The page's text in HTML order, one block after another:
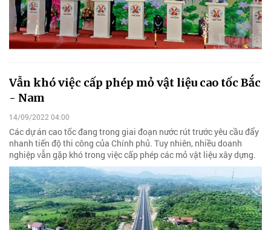
Vẫn khó việc cấp phép mỏ vật liệu cao tốc Bắc
- Nam
14/09/2022 04:00
Các dự án cao tốc đang trong giai đoạn nước rút trước yêu cầu đẩy
nhanh tiến độ thi công của Chính phủ. Tuy nhiên, nhiều doanh
nghiệp vẫn gặp khó trong việc cấp phép các mỏ vật liệu xây dựng.